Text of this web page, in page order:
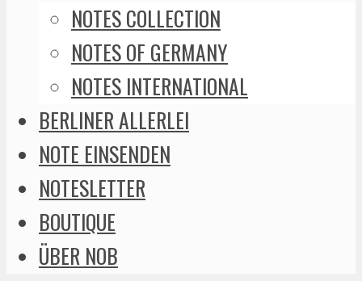
NOTES COLLECTION
NOTES OF GERMANY
NOTES INTERNATIONAL
BERLINER ALLERLEI
NOTE EINSENDEN
NOTESLETTER
BOUTIQUE
ÜBER NOB